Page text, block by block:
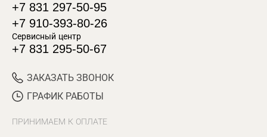
+7 831 297-50-95
+7 910-393-80-26
Сервисный центр
+7 831 295-50-67
ЗАКАЗАТЬ ЗВОНОК
ГРАФИК РАБОТЫ
ПРИНИМАЕМ К ОПЛАТЕ